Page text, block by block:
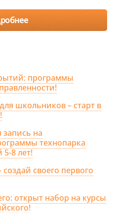
программы
школьников – старт в
запись на
технопарка
8 лет!
своего первого
открыт набор на курсы